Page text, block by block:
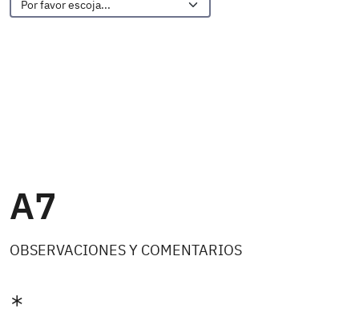
A7
OBSERVACIONES Y COMENTARIOS